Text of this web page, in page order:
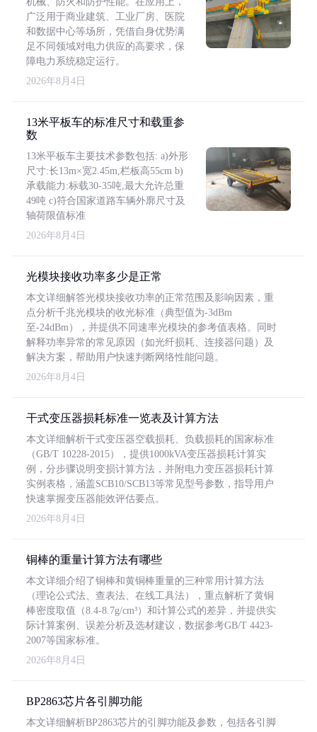
广泛用于商业建筑、工业厂房、医院
和数据中心等场所，凭借自身优势满
足不同领域对电力供应的高要求，保
障电力系统稳定运行。
2026年8月4日
13米平板车的标准尺寸和载重参
数
13米平板车主要技术参数包括: a)外形
尺寸:长13m×宽2.45m,栏板高55cm b)
承载能力:标载30-35吨,最大允许总重
49吨 c)符合国家道路车辆外廓尺寸及
轴荷限值标准
2026年8月4日
光模块接收功率多少是正常
本文详细解答光模块接收功率的正常范围及影响因素，重
点分析千兆光模块的收光标准（典型值为-3dBm
至-24dBm），并提供不同速率光模块的参考值表格。同时
解释功率异常的常见原因（如光纤损耗、连接器问题）及
解决方案，帮助用户快速判断网络性能问题。
2026年8月4日
干式变压器损耗标准一览表及计算方法
本文详细解析干式变压器空载损耗、负载损耗的国家标准
（GB/T 10228-2015），提供1000kVA变压器损耗计算实
例，分步骤说明变损计算方法，并附电力变压器损耗计算
实例表格，涵盖SCB10/SCB13等常见型号参数，指导用户
快速掌握变压器能效评估要点。
2026年8月4日
铜棒的重量计算方法有哪些
本文详细介绍了铜棒和黄铜棒重量的三种常用计算方法
（理论公式法、查表法、在线工具法），重点解析了黄铜
棒密度取值（8.4-8.7g/cm³）和计算公式的差异，并提供实
际计算案例、误差分析及选材建议，数据参考GB/T 4423-
2007等国家标准。
2026年8月4日
BP2863芯片各引脚功能
本文详细解析BP2863芯片的引脚功能及参数，包括各引脚